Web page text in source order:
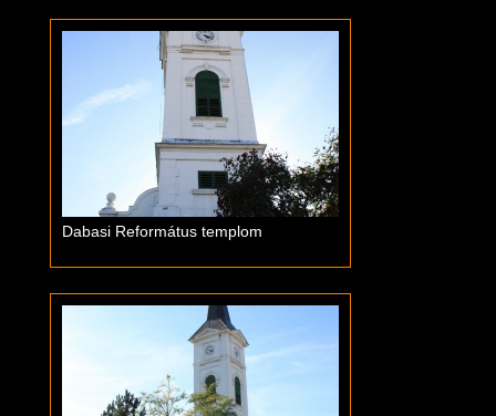
Dabasi Református templom